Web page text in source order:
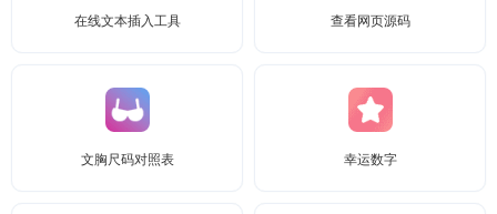
在线文本插入工具 查看网页源码
文胸尺码对照表 幸运数字